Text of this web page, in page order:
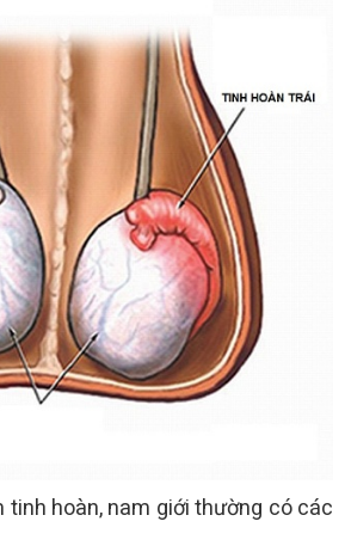
tinh hoàn, nam giới thường có các